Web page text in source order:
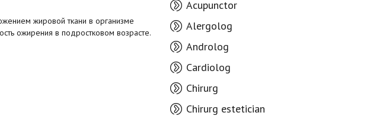
жировой ткани в организме
ожирения в подростковом возрасте.
Acupunctor
Alergolog
Androlog
Cardiolog
Chirurg
Chirurg estetician